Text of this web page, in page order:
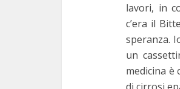
lavori, in
c’era il
speranza.
un
medicina è